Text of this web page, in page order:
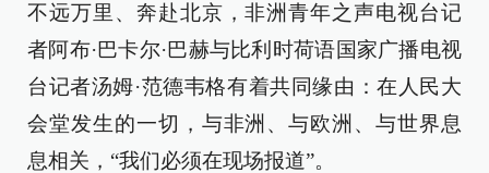
不远万里、奔赴北京，非洲青年之声电视台记
者阿布·巴卡尔·巴赫与比利时荷语国家广播电视
台记者汤姆·范德韦格有着共同缘由：在人民大
会堂发生的一切，与非洲、与欧洲、与世界息
息相关，“我们必须在现场报道”。